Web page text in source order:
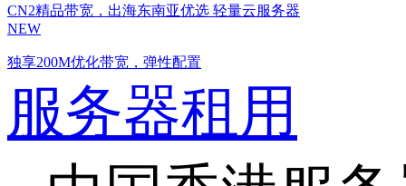
CN2精品带宽，出海东南亚优选 轻量云服务器
NEW
独享200M优化带宽，弹性配置
服务器租用